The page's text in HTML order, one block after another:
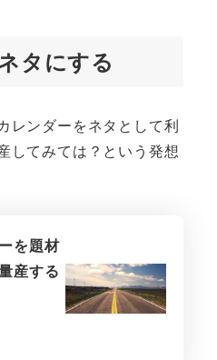
タにする
レンダーをネタとして利
してみては？という発想
を題材
産する